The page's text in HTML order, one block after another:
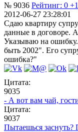
№ 9036 Рейтинг: 0 +1
2012-06-27 23:28:01
Сдаю квартиру
данные в договоре.
Указываю на
быть 2002". Его
ошибка?"
Цитата:
9035
- А вот вам чай,
Цитата:
9037
Пытаешься